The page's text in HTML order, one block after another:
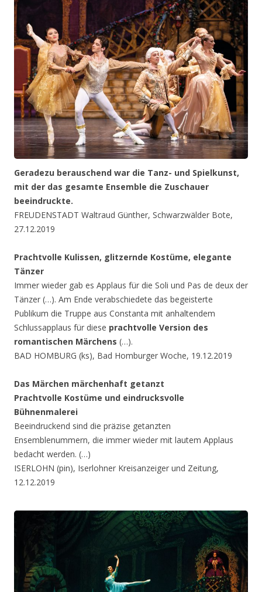
Geradezu berauschend war die Tanz- und Spielkunst,
mit der das gesamte Ensemble die Zuschauer
beeindruckte.
FREUDENSTADT Waltraud Günther, Schwarzwälder Bote,
27.12.2019
Prachtvolle Kulissen, glitzernde Kostüme, elegante
Tänzer
Immer wieder gab es Applaus für die Soli und Pas de deux der
Tänzer (…). Am Ende verabschiedete das begeisterte
Publikum die Truppe aus Constanta mit anhaltendem
Schlussapplaus für diese prachtvolle Version des
romantischen Märchens (…).
BAD HOMBURG (ks), Bad Homburger Woche, 19.12.2019
Das Märchen märchenhaft getanzt
Prachtvolle Kostüme und eindrucksvolle
Bühnenmalerei
Beeindruckend sind die präzise getanzten
Ensemblenummern, die immer wieder mit lautem Applaus
bedacht werden. (…)
ISERLOHN (pin), Iserlohner Kreisanzeiger und Zeitung,
12.12.2019